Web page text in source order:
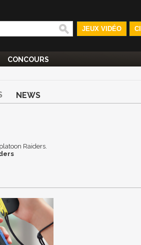
JEUX VIDÉO
CONCOURS
NEWS
Raiders.